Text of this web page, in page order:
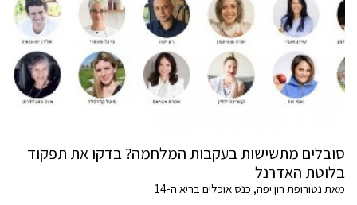
סובלים מתשישות בעקבות המלחמה? בדקו את תפקוד
בלוטת האדרנל
מאת נטורופת רון יפה, כנס אוכלים בריא ה-14